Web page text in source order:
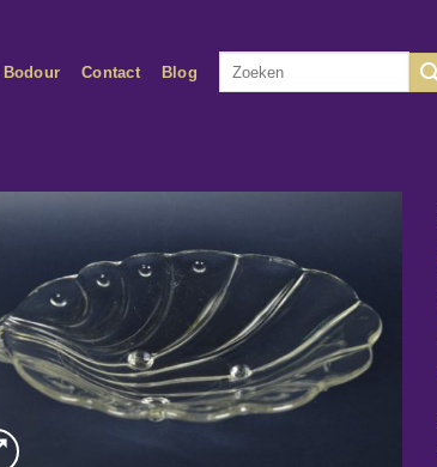
Bodour Contact Blog